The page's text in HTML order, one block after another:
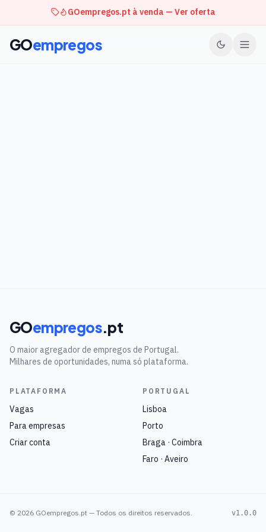
GOempregos.pt à venda — Ver oferta
GOempregos
GOempregos.pt
O maior agregador de empregos de Portugal.
Milhares de oportunidades, numa só plataforma.
PLATAFORMA
Vagas
Para empresas
Criar conta
PORTUGAL
Lisboa
Porto
Braga · Coimbra
Faro · Aveiro
© 2026 GOempregos.pt — Todos os direitos reservados. v1.0.0